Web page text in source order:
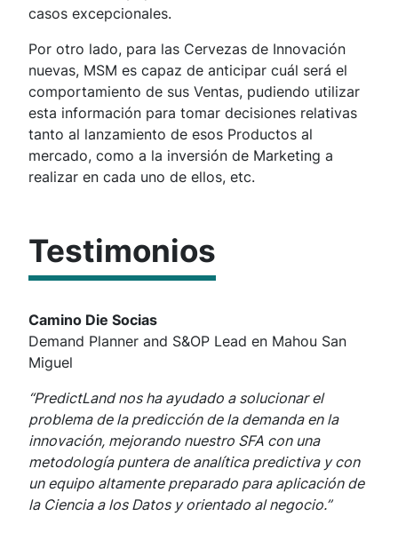
casos excepcionales.
Por otro lado, para las Cervezas de Innovación
nuevas, MSM es capaz de anticipar cuál será el
comportamiento de sus Ventas, pudiendo utilizar
esta información para tomar decisiones relativas
tanto al lanzamiento de esos Productos al
mercado, como a la inversión de Marketing a
realizar en cada uno de ellos, etc.
Testimonios
Camino Die Socias
Demand Planner and S&OP Lead en Mahou San
Miguel
“PredictLand nos ha ayudado a solucionar el
problema de la predicción de la demanda en la
innovación, mejorando nuestro SFA con una
metodología puntera de analítica predictiva y con
un equipo altamente preparado para aplicación de
la Ciencia a los Datos y orientado al negocio.”